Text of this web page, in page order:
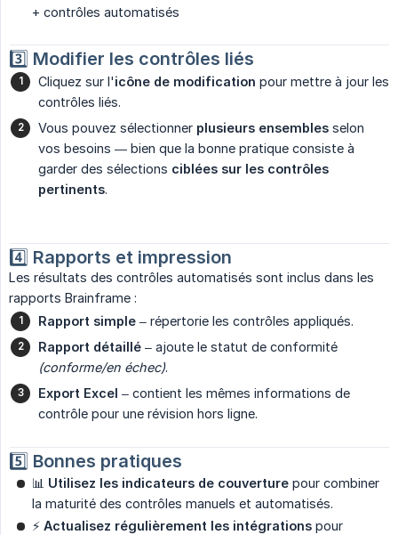
+ contrôles automatisés
3️⃣ Modifier les contrôles liés
Cliquez sur l'icône de modification pour mettre à jour les
contrôles liés.
Vous pouvez sélectionner plusieurs ensembles selon
vos besoins — bien que la bonne pratique consiste à
garder des sélections ciblées sur les contrôles
pertinents.
4️⃣ Rapports et impression
Les résultats des contrôles automatisés sont inclus dans les
rapports Brainframe :
Rapport simple – répertorie les contrôles appliqués.
Rapport détaillé – ajoute le statut de conformité
(conforme/en échec).
Export Excel – contient les mêmes informations de
contrôle pour une révision hors ligne.
5️⃣ Bonnes pratiques
📊 Utilisez les indicateurs de couverture pour combiner
la maturité des contrôles manuels et automatisés.
⚡ Actualisez régulièrement les intégrations pour